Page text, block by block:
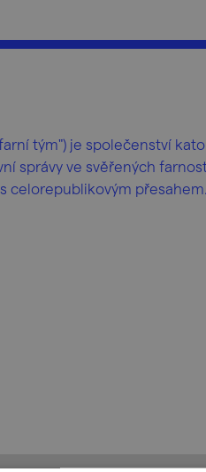
tým") je společenství
správy ve svěřených
celorepublikovým přesahem.